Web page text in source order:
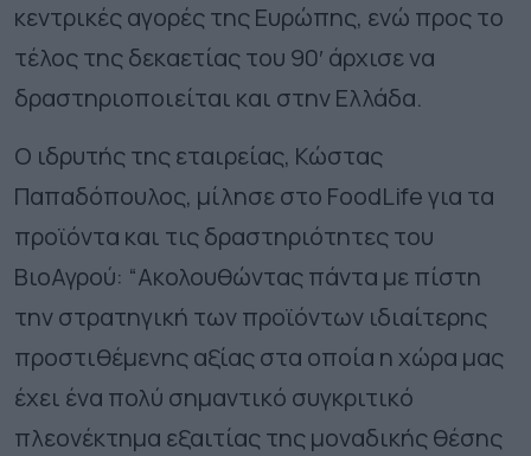
κεντρικές αγορές της Ευρώπης, ενώ προς το
τέλος της δεκαετίας του 90′ άρχισε να
δραστηριοποιείται και στην Ελλάδα.
Ο ιδρυτής της εταιρείας, Κώστας
Παπαδόπουλος, μίλησε στο FoodLife για τα
προϊόντα και τις δραστηριότητες του
ΒιοΑγρού: “Ακολουθώντας πάντα με πίστη
την στρατηγική των προϊόντων ιδιαίτερης
προστιθέμενης αξίας στα οποία η χώρα μας
έχει ένα πολύ σημαντικό συγκριτικό
πλεονέκτημα εξαιτίας της μοναδικής θέσης